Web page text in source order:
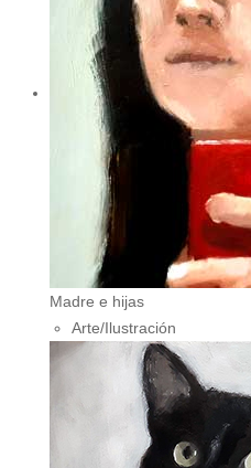
Madre e hijas
Arte/Ilustración